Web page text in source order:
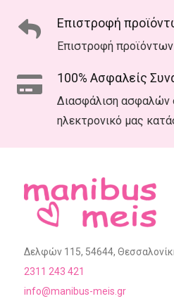
Επιστροφή
Επιστροφή
100% Ασφαλείς
Διασφάλιση ασφαλών
ηλεκτρονικό μας
Δελφών 115, 54644,
2311 243 421
info@manibus-meis.gr